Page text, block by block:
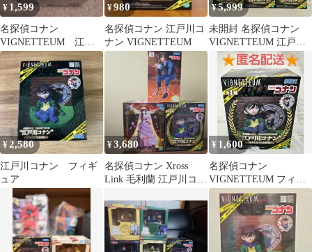
¥ 1,599
名探偵コナン
VIGNETTEUM 江戸
川コナン 小さくなっ
た名探偵
¥980
名探偵コナン 江戸川コ
ナン VIGNETTEUM
¥5,999
未開封 名探偵コナン
VIGNETTEUM 江戸川
コナン 小さくなった名
探偵 フィギュア 5個セ
ット SF8210 c101
¥2,580
江戸川コナン フィギ
ュア
¥3,680
名探偵コナン Xross
Link 毛利蘭 江戸川コナ
¥ 1,600
名探偵コナン
VIGNETTEUM フィギ
ュア 江戸川コナン 小さ
くなった名探偵